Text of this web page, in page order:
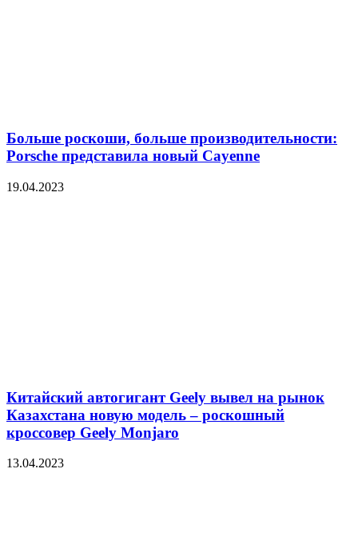
Больше роскоши, больше производительности:
Porsche представила новый Cayenne
19.04.2023
Китайский автогигант Geely вывел на рынок
Казахстана новую модель – роскошный
кроссовер Geely Monjaro
13.04.2023